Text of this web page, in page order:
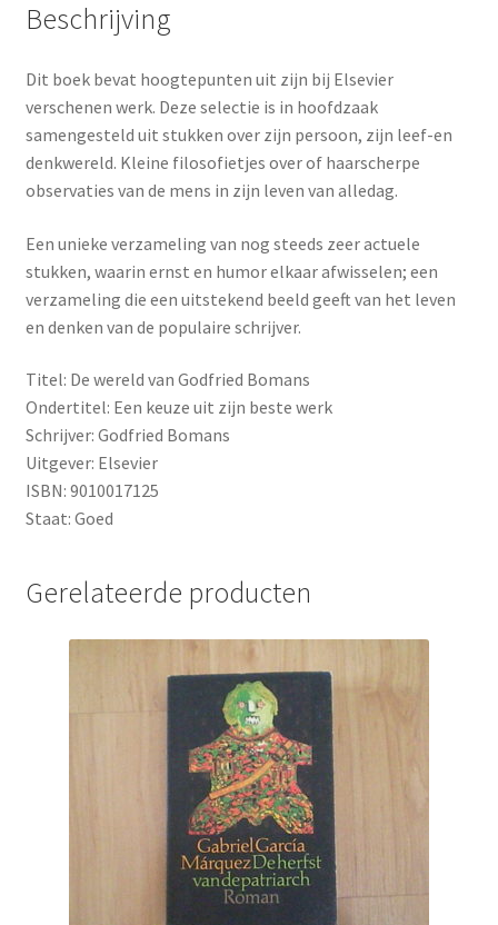
Beschrijving
Dit boek bevat hoogtepunten uit zijn bij Elsevier
verschenen werk. Deze selectie is in hoofdzaak
samengesteld uit stukken over zijn persoon, zijn leef-en
denkwereld. Kleine filosofietjes over of haarscherpe
observaties van de mens in zijn leven van alledag.
Een unieke verzameling van nog steeds zeer actuele
stukken, waarin ernst en humor elkaar afwisselen; een
verzameling die een uitstekend beeld geeft van het leven
en denken van de populaire schrijver.
Titel: De wereld van Godfried Bomans
Ondertitel: Een keuze uit zijn beste werk
Schrijver: Godfried Bomans
Uitgever: Elsevier
ISBN: 9010017125
Staat: Goed
Gerelateerde producten